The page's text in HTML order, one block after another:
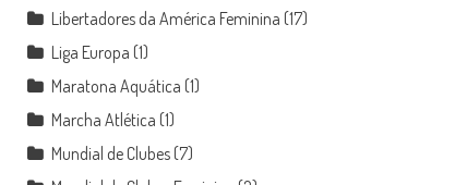
Libertadores da América Feminina (17)
Liga Europa (1)
Maratona Aquática (1)
Marcha Atlética (1)
Mundial de Clubes (7)